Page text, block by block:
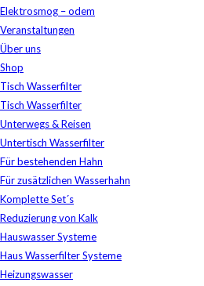
Elektrosmog – odem
Veranstaltungen
Über uns
Shop
Tisch Wasserfilter
Tisch Wasserfilter
Unterwegs & Reisen
Untertisch Wasserfilter
Für bestehenden Hahn
Für zusätzlichen Wasserhahn
Komplette Set´s
Reduzierung von Kalk
Hauswasser Systeme
Haus Wasserfilter Systeme
Heizungswasser